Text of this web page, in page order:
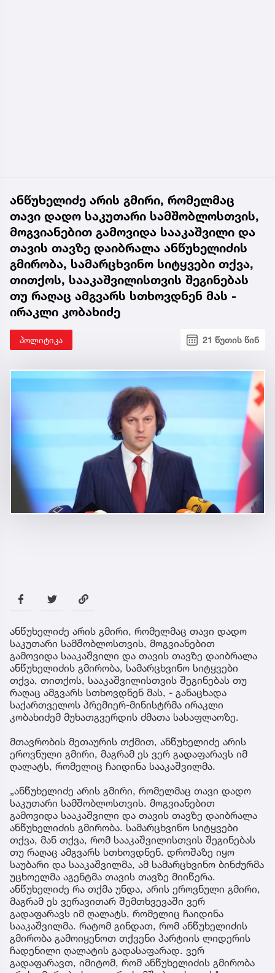
ანწუხელიძე არის გმირი, რომელმაც
თავი დადო საკუთარი სამშობლოსთვის,
მოგვიანებით გამოვიდა სააკაშვილი და
თავის თავზე დაიბრალა ანწუხელიძის
გმირობა, სამარცხვინო სიტყვები თქვა,
თითქოს, სააკაშვილისთვის შეგინებას
თუ რაღაც ამგვარს სთხოვდნენ მას -
ირაკლი კობახიძე
პოლიტიკა 21 წუთის წინ
ანწუხელიძე არის გმირი, რომელმაც თავი დადო
საკუთარი სამშობლოსთვის, მოგვიანებით
გამოვიდა სააკაშვილი და თავის თავზე დაიბრალა
ანწუხელიძის გმირობა, სამარცხვინო სიტყვები
თქვა, თითქოს, სააკაშვილისთვის შეგინებას თუ
რაღაც ამგვარს სთხოვდნენ მას, - განაცხადა
საქართველოს პრემიერ-მინისტრმა ირაკლი
კობახიძემ მუხათგვერდის ძმათა სასაფლაოზე.
მთავრობის მეთაურის თქმით, ანწუხელიძე არის
ეროვნული გმირი, მაგრამ ეს ვერ გადაფარავს იმ
ღალატს, რომელიც ჩაიდინა სააკაშვილმა.
„ანწუხელიძე არის გმირი, რომელმაც თავი დადო
საკუთარი სამშობლოსთვის. მოგვიანებით
გამოვიდა სააკაშვილი და თავის თავზე დაიბრალა
ანწუხელიძის გმირობა. სამარცხვინო სიტყვები
თქვა, მან თქვა, რომ სააკაშვილისთვის შეგინებას
თუ რაღაც ამგვარს სთხოვდნენ. დროშაზე იყო
საუბარი და სააკაშვილმა, ამ სამარცხვინო ბინძურმა
უცხოელმა აგენტმა თავის თავზე მიიწერა.
ანწუხელიძე რა თქმა უნდა, არის ეროვნული გმირი,
მაგრამ ეს ვერავითარ შემთხვევაში ვერ
გადაფარავს იმ ღალატს, რომელიც ჩაიდინა
სააკაშვილმა. რატომ გინდათ, რომ ანწუხელიძის
გმირობა გამოიყენოთ თქვენი პარტიის ლიდერის
ჩადენილი ღალატის გადასაფარად. ვერ
გადაფარავთ, იმიტომ, რომ ანწუხელიძის გმირობა